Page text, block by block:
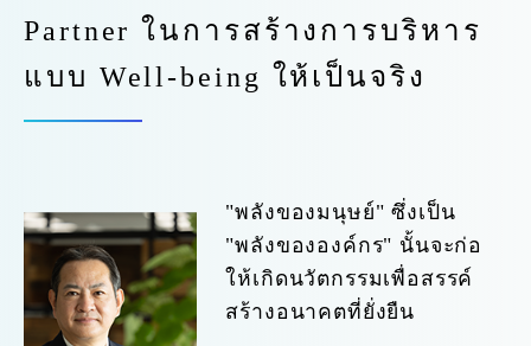
Partner ในการสร้างการบริหาร
แบบ Well-being ให้เป็นจริง
"พลังของมนุษย์" ซึ่งเป็น
"พลังขององค์กร" นั้นจะก่อ
ให้เกิดนวัตกรรมเพื่อสรรค์
สร้างอนาคตที่ยั่งยืน